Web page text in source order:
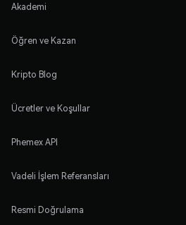
Akademi
Öğren ve Kazan
Kripto Blog
Ücretler ve Koşullar
Phemex API
Vadeli İşlem Referansları
Resmi Doğrulama